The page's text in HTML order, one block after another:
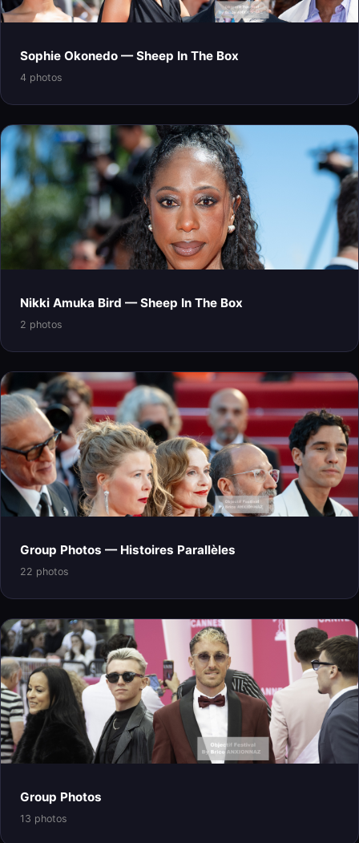
Sophie Okonedo — Sheep In The Box
4 photos
Nikki Amuka Bird — Sheep In The Box
2 photos
Group Photos — Histoires Parallèles
22 photos
Group Photos
13 photos